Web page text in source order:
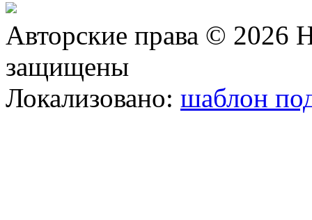
Авторские права © 2026
защищены
Локализовано: шаблон